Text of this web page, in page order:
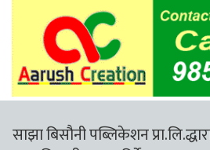
साझा बिसौनी पब्लिकेशन